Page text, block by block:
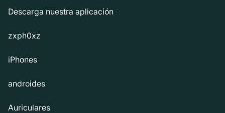
Descarga nuestra aplicación
zxph0xz
iPhones
androides
Auriculares